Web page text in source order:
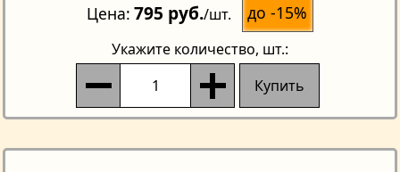
Цена 795 руб./шт. до -15%
Укажите количество, шт.:
Купить